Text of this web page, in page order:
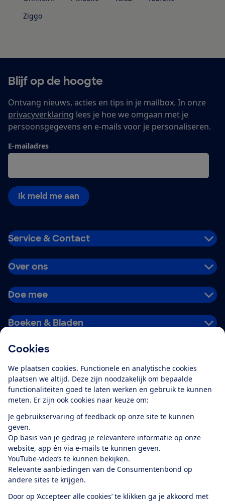
Cookies
We plaatsen cookies. Functionele en analytische cookies
plaatsen we altijd. Deze zijn noodzakelijk om bepaalde
functionaliteiten goed te laten werken en gebruik te kunnen
meten. Er zijn ook cookies naar keuze om:
Je gebruikservaring of feedback op onze site te kunnen
geven.
Op basis van je gedrag je relevantere informatie op onze
website, app én via e-mails te kunnen geven.
YouTube-video’s te kunnen bekijken.
Relevante aanbiedingen van de Consumentenbond op
andere sites te krijgen.
Door op ‘Accepteer alle cookies’ te klikken ga je akkoord met
Ziggo
Blijf op de hoogte
Ontvang nieuws, acties en tips in je mailbox. In onze
privacyverklaring lees je hoe we omgaan met je
persoonsgegevens en e-mails voor je personaliseren.
E-mailadres
Ik meld me aan
Service & Contact
Over ons
Doe mee
Boeken & Bladen
Alles over de
app
Algemene Voorwaarden
Privacyverklaring
Cookiebeleid
Privacyvoorkeuren
Toegankelijkheid
RSS-feed nieuws
Facebook
TwitterInstagram
YoutubeLinkedIn